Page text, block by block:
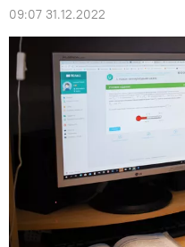
09:07 31.12.2022